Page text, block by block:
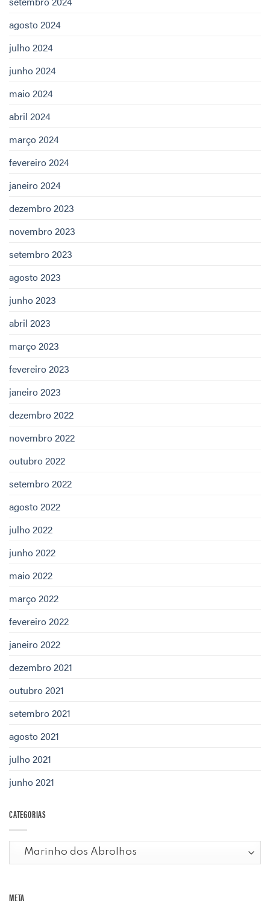
agosto 2024
julho 2024
junho 2024
maio 2024
abril 2024
março 2024
fevereiro 2024
janeiro 2024
dezembro 2023
novembro 2023
setembro 2023
agosto 2023
junho 2023
abril 2023
março 2023
fevereiro 2023
janeiro 2023
dezembro 2022
novembro 2022
outubro 2022
setembro 2022
agosto 2022
julho 2022
junho 2022
maio 2022
março 2022
fevereiro 2022
janeiro 2022
dezembro 2021
outubro 2021
setembro 2021
agosto 2021
julho 2021
junho 2021
CATEGORIAS
Categorias
META